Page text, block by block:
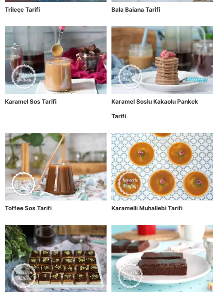
Trileçe Tarifi Bala Baiana Tarifi
Karamel Sos Tarifi
Karamel Soslu Kakaolu Pankek
Tarifi
Toffee Sos Tarifi Karamelli Muhallebi Tarifi